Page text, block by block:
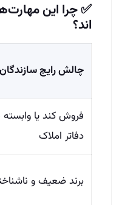
✅ چرا این
اند؟
چالش رایج سازندگان
فروش کند یا وابسته
دفاتر املاک
برند ضعیف و